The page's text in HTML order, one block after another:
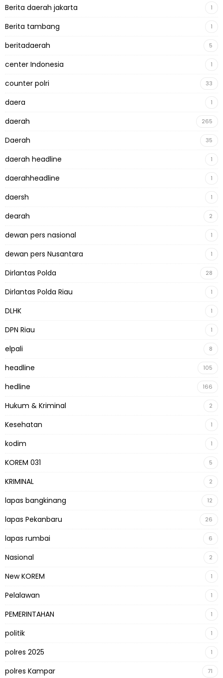
Berita daerah jakarta 1
Berita tambang 1
beritadaerah 5
center Indonesia 1
counter polri 33
daera 1
daerah 265
Daerah 35
daerah headline 1
daerahheadline 1
daersh 1
dearah 2
dewan pers nasional 1
dewan pers Nusantara 1
Dirlantas Polda 28
Dirlantas Polda Riau 1
DLHK 1
DPN Riau 1
elpali 8
headline 105
hedline 166
Hukum & Kriminal 2
Kesehatan 1
kodim 1
KOREM 031 5
KRIMINAL 2
lapas bangkinang 12
lapas Pekanbaru 26
lapas rumbai 6
Nasional 2
New KOREM 1
Pelalawan 1
PEMERINTAHAN 1
politik 1
polres 2025 1
polres Kampar 71